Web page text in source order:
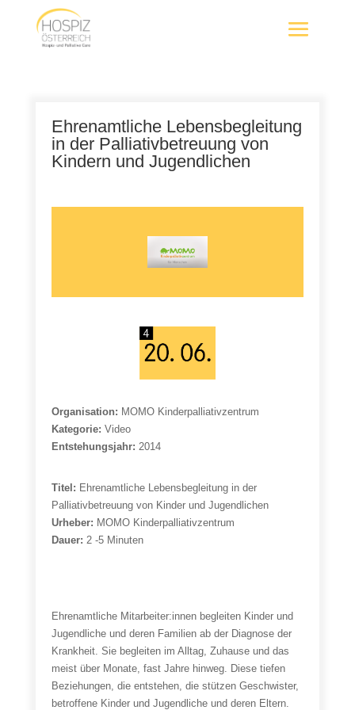
Ehrenamtliche Lebensbegleitung
in der Palliativbetreuung von
Kindern und Jugendlichen
Organisation: MOMO Kinderpalliativzentrum
Kategorie: Video
Entstehungsjahr: 2014
Titel: Ehrenamtliche Lebensbegleitung in der
Palliativbetreuung von Kinder und Jugendlichen
Urheber: MOMO Kinderpalliativzentrum
Dauer: 2 -5 Minuten
Ehrenamtliche Mitarbeiter:innen begleiten Kinder und
Jugendliche und deren Familien ab der Diagnose der
Krankheit. Sie begleiten im Alltag, Zuhause und das
meist über Monate, fast Jahre hinweg. Diese tiefen
Beziehungen, die entstehen, die stützen Geschwister,
betroffene Kinder und Jugendliche und deren Eltern.